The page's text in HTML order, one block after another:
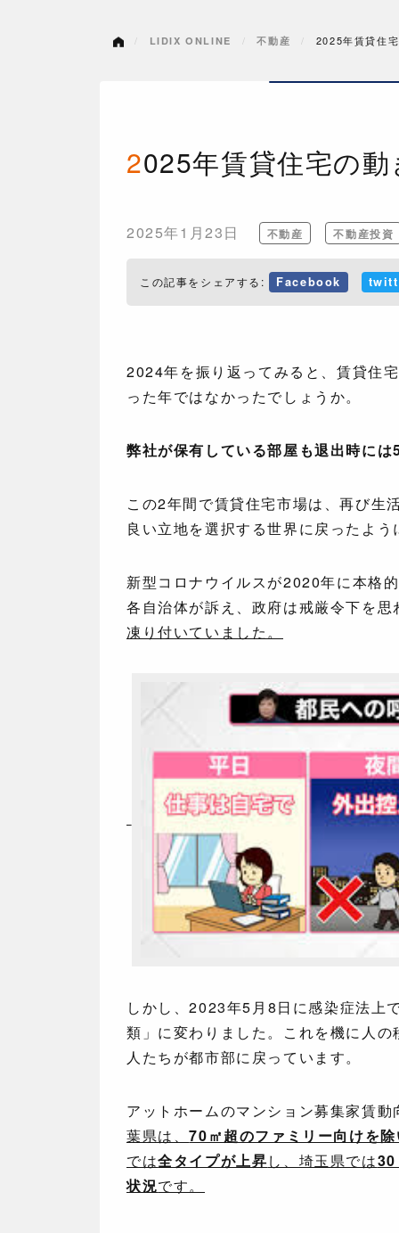
LIDIX ONLINE 不動産 2025年賃貸住
2025年賃貸住宅の
2025年1月23日 不動産 不動産投資
この記事をシェアする: Facebook
2024年を振り返ってみると、賃貸住
った年ではなかったでしょうか。
弊社が保有している部屋も退出時に
この2年間で賃貸住宅市場は、再び生
良い立地を選択する世界に戻ったよう
新型コロナウイルスが2020年に本格
各自治体が訴え、政府は戒厳令下を思
凍り付いていました。
しかし、2023年5月8日に感染症法上
類」に変わりました。これを機に人
人たちが都市部に戻っています。
アットホームのマンション募集家賃動
葉県は、70㎡超のファミリー向けを
では全タイプが上昇し、埼玉県では30
状況です。